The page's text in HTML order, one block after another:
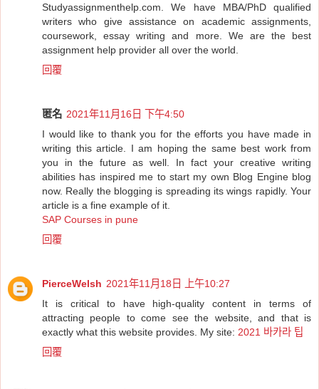
Studyassignmenthelp.com. We have MBA/PhD qualified
writers who give assistance on academic assignments,
coursework, essay writing and more. We are the best
assignment help provider all over the world.
回覆
匿名 2021年11月16日 下午4:50
I would like to thank you for the efforts you have made in
writing this article. I am hoping the same best work from
you in the future as well. In fact your creative writing
abilities has inspired me to start my own Blog Engine blog
now. Really the blogging is spreading its wings rapidly. Your
article is a fine example of it.
SAP Courses in pune
回覆
PierceWelsh 2021年11月18日 上午10:27
It is critical to have high-quality content in terms of
attracting people to come see the website, and that is
exactly what this website provides. My site: 2021 바카라 팁
回覆